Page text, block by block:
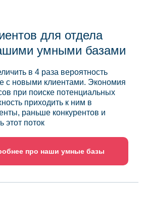
для отдела
умными базами
в 4 раза вероятность
с новыми клиентами. Экономия
при поиске потенциальных
приходить к ним в
раньше конкурентов и
этот поток
про наши умные базы